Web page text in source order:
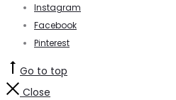
Instagram
Facebook
Pinterest
Go to top
Close